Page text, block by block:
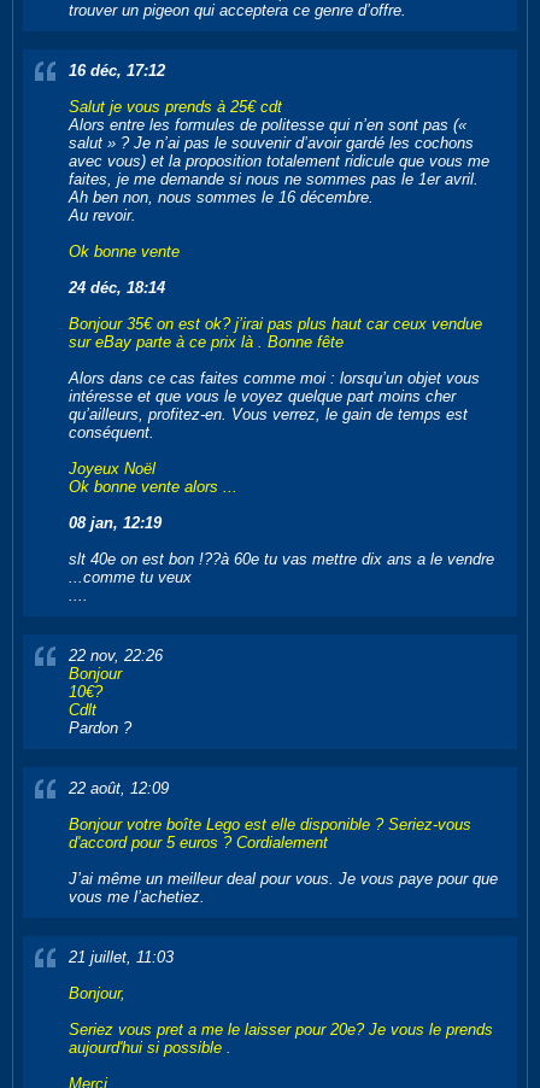
trouver un pigeon qui acceptera ce genre d’offre.
16 déc, 17:12
Salut je vous prends à 25€ cdt
Alors entre les formules de politesse qui n’en sont pas («
salut » ? Je n’ai pas le souvenir d’avoir gardé les cochons
avec vous) et la proposition totalement ridicule que vous me
faites, je me demande si nous ne sommes pas le 1er avril.
Ah ben non, nous sommes le 16 décembre.
Au revoir.
Ok bonne vente
24 déc, 18:14
Bonjour 35€ on est ok? j’irai pas plus haut car ceux vendue
sur eBay parte à ce prix là . Bonne fête
Alors dans ce cas faites comme moi : lorsqu’un objet vous
intéresse et que vous le voyez quelque part moins cher
qu’ailleurs, profitez-en. Vous verrez, le gain de temps est
conséquent.
Joyeux Noël
Ok bonne vente alors ...
08 jan, 12:19
slt 40e on est bon !??à 60e tu vas mettre dix ans a le vendre
...comme tu veux
22 nov, 22:26
Bonjour
10€?
Cdlt
Pardon ?
22 août, 12:09
Bonjour votre boîte Lego est elle disponible ? Seriez-vous
d'accord pour 5 euros ? Cordialement
J’ai même un meilleur deal pour vous. Je vous paye pour que
vous me l’achetiez.
21 juillet, 11:03
Bonjour,
Seriez vous pret a me le laisser pour 20e? Je vous le prends
aujourd'hui si possible .
Merci